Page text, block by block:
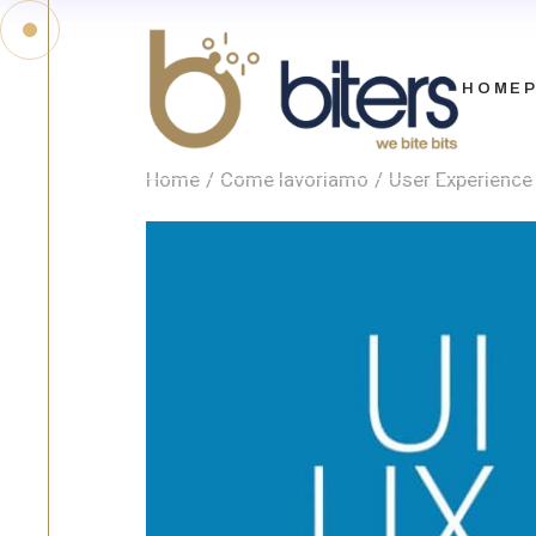
Home Come lavoriamo User